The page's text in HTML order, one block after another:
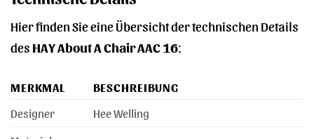
Hier finden Sie eine Übersicht der technischen Details
des HAY About A Chair AAC 16:
MERKMAL
BESCHREIBUNG
Designer
Hee Welling